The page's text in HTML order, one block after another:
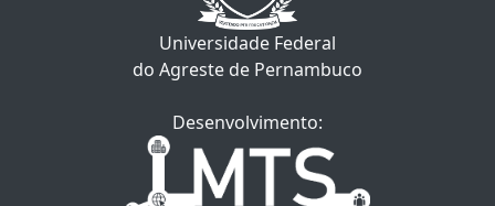
Universidade Federal
do Agreste de Pernambuco
Desenvolvimento: